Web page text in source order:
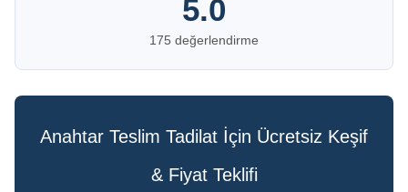
5.0
175 değerlendirme
Anahtar Teslim Tadilat İçin Ücretsiz Keşif
& Fiyat Teklifi